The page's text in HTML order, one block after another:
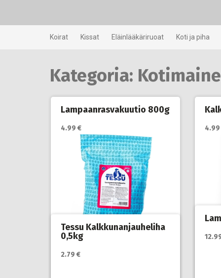
Koirat Kissat Eläinlääkäriruoat Koti ja piha
Kategoria:
Lampaanrasvakuutio 800g
4.99 €
myyjän sivulla
4.99
Tessu Kalkkunanjauheliha
0,5kg
2.79 €